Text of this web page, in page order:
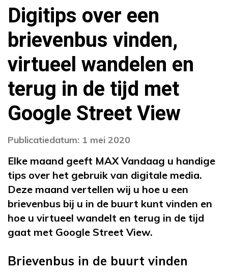
Digitips over een
brievenbus vinden,
virtueel wandelen en
terug in de tijd met
Google Street View
Publicatiedatum: 1 mei 2020
Elke maand geeft MAX Vandaag u handige
tips over het gebruik van digitale media.
Deze maand vertellen wij u hoe u een
brievenbus bij u in de buurt kunt vinden en
hoe u virtueel wandelt en terug in de tijd
gaat met Google Street View.
Brievenbus in de buurt vinden